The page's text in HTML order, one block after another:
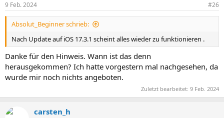
e
n
9 Feb. 2024 #26
Absolut_Beginner schrieb:
Nach Update auf iOS 17.3.1 scheint alles wieder zu funktionieren .
Danke für den Hinweis. Wann ist das denn
herausgekommen? Ich hatte vorgestern mal nachgesehen, da
wurde mir noch nichts angeboten.
Zuletzt bearbeitet: 9 Feb. 2024
carsten_h